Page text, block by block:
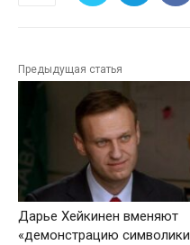
Предыдущая статья
Дарье Хейкинен вменяют
«демонстрацию символики